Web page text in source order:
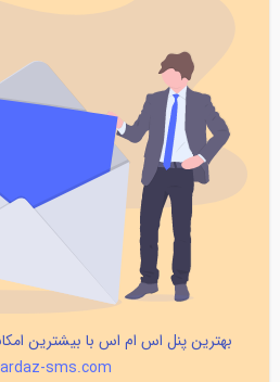
بهترین پنل اس ام اس با بیشترین
sms.com